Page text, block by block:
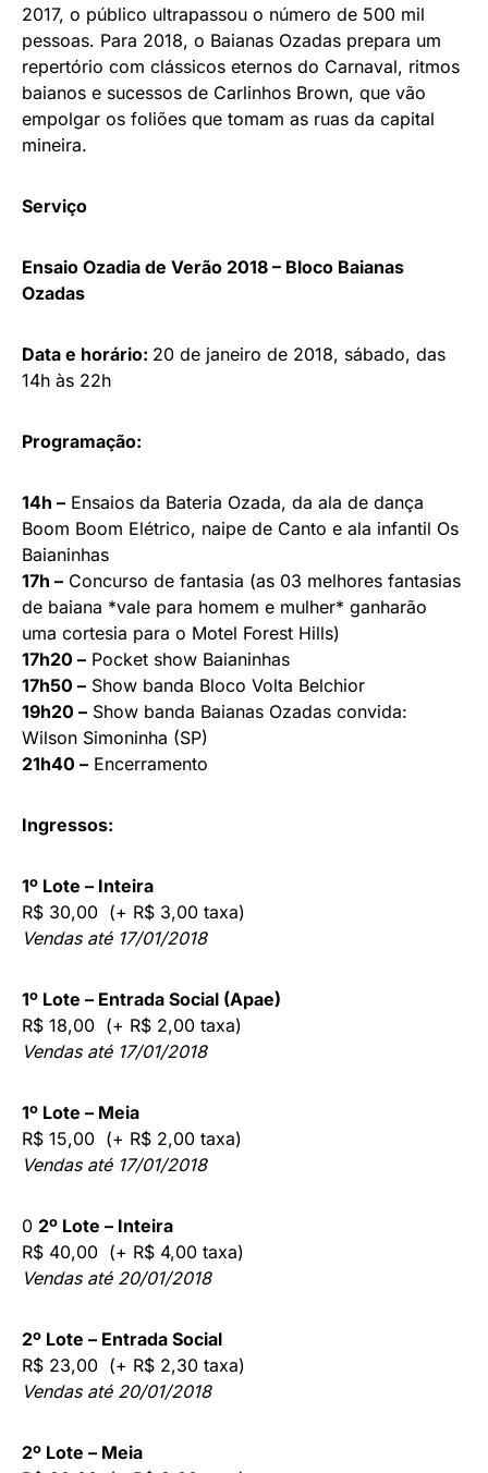
2017, o público ultrapassou o número de 500 mil
pessoas. Para 2018, o Baianas Ozadas prepara um
repertório com clássicos eternos do Carnaval, ritmos
baianos e sucessos de Carlinhos Brown, que vão
empolgar os foliões que tomam as ruas da capital
mineira.
Serviço
Ensaio Ozadia de Verão 2018 – Bloco Baianas
Ozadas
Data e horário: 20 de janeiro de 2018, sábado, das
14h às 22h
Programação:
14h – Ensaios da Bateria Ozada, da ala de dança
Boom Boom Elétrico, naipe de Canto e ala infantil Os
Baianinhas
17h – Concurso de fantasia (as 03 melhores fantasias
de baiana *vale para homem e mulher* ganharão
uma cortesia para o Motel Forest Hills)
17h20 – Pocket show Baianinhas
17h50 – Show banda Bloco Volta Belchior
19h20 – Show banda Baianas Ozadas convida:
Wilson Simoninha (SP)
21h40 – Encerramento
Ingressos:
1º Lote – Inteira
R$ 30,00 (+ R$ 3,00 taxa)
Vendas até 17/01/2018
1º Lote – Entrada Social (Apae)
R$ 18,00 (+ R$ 2,00 taxa)
Vendas até 17/01/2018
1º Lote – Meia
R$ 15,00 (+ R$ 2,00 taxa)
Vendas até 17/01/2018
0 2º Lote – Inteira
R$ 40,00 (+ R$ 4,00 taxa)
Vendas até 20/01/2018
2º Lote – Entrada Social
R$ 23,00 (+ R$ 2,30 taxa)
Vendas até 20/01/2018
2º Lote – Meia